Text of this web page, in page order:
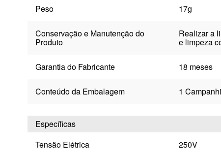
Peso 17g
Conservação e Manutenção do
Produto
Realizar a
e limpeza
Garantia do Fabricante 18 meses
Conteúdo da Embalagem 1
Específicas
Tensão Elétrica
250V